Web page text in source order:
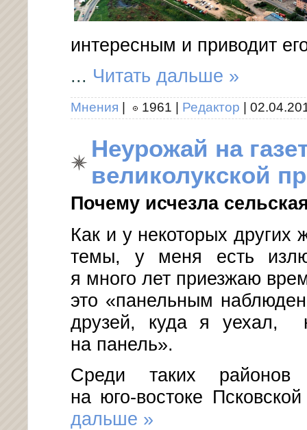
интересным и приводит
... Читать дальше »
Мнения 1961 Редактор
Неурожай на
великолукской
Почему исчезла
Как и у некоторых
темы, у меня есть
я много лет приезжаю
это «панельным
друзей, куда я уехал,
на панель».
Среди таких районов
на юго-востоке
дальше »